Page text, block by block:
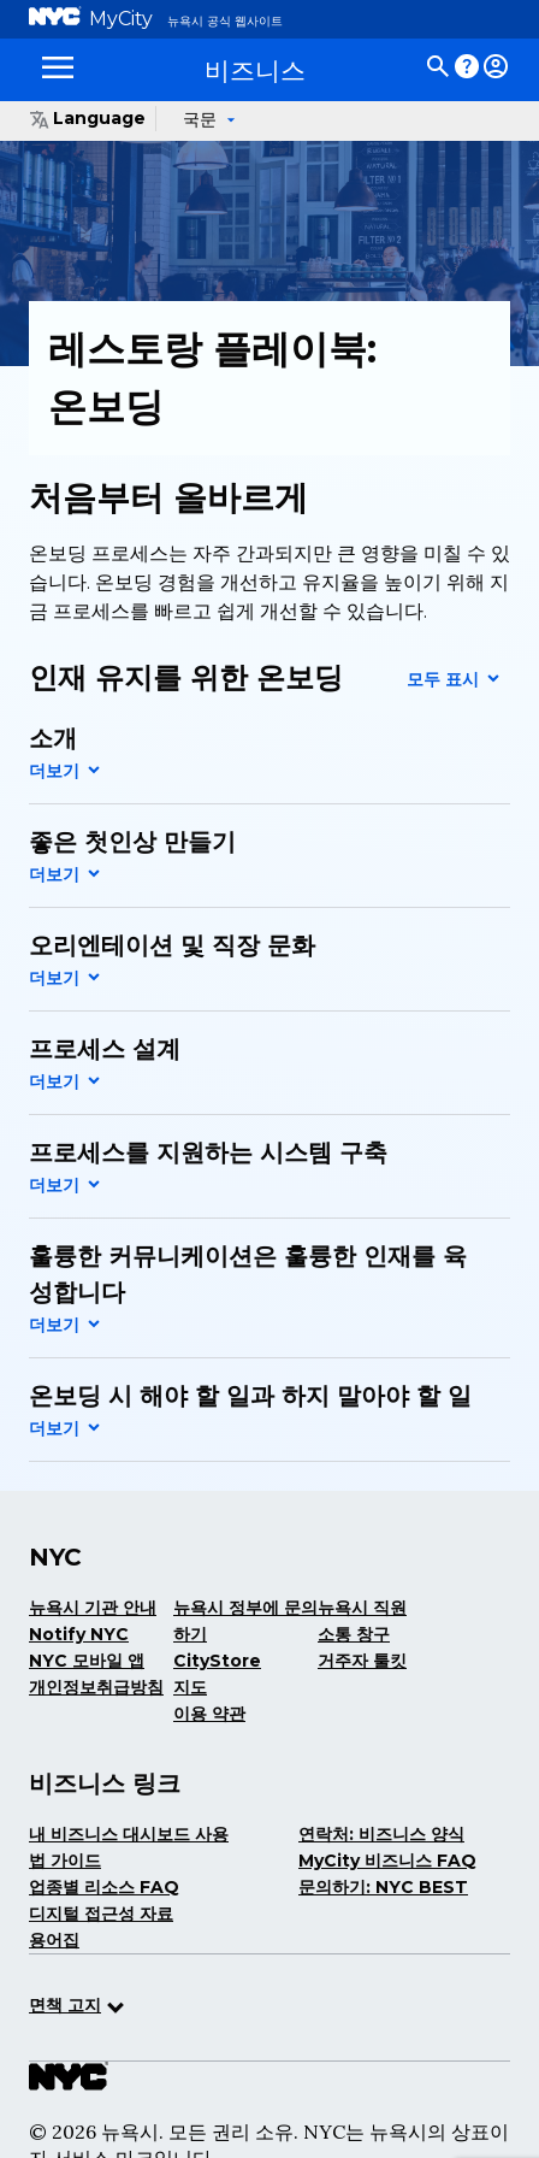
MyCity 뉴욕시 공식 웹사이트
비즈니스
Language 국문
레스토랑 플레이북:
온보딩
처음부터 올바르게
온보딩 프로세스는 자주 간과되지만 큰 영향을 미칠 수 있
습니다. 온보딩 경험을 개선하고 유지율을 높이기 위해 지
금 프로세스를 빠르고 쉽게 개선할 수 있습니다.
인재 유지를 위한 온보딩 모두 표시
소개
좋은 첫인상 만들기
오리엔테이션 및 직장 문화
프로세스 설계
프로세스를 지원하는 시스템 구축
훌륭한 커뮤니케이션은 훌륭한 인재를 육
성합니다
온보딩 시 해야 할 일과 하지 말아야 할 일
NYC
뉴욕시 기관 안내
Notify NYC
NYC 모바일 앱
개인정보취급방침
뉴욕시 정부에 문의
하기
CityStore
지도
이용 약관
뉴욕시 직원
소통 창구
거주자 툴킷
비즈니스 링크
내 비즈니스 대시보드 사용
법 가이드
업종별 리소스 FAQ
디지털 접근성 자료
용어집
연락처: 비즈니스 양식
MyCity 비즈니스 FAQ
문의하기: NYC BEST
면책 고지
© 2026 뉴욕시. 모든 권리 소유. NYC는 뉴욕시의 상표이